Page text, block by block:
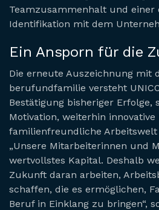
Teamzusammenhalt und einer
Identifikation mit dem
Ein Ansporn für die
Die erneute Auszeichnung mit
berufundfamilie versteht
Bestätigung bisheriger Erfolge,
Motivation, weiterhin
familienfreundliche
„Unsere Mitarbeiterinnen und
wertvollstes Kapital. Deshalb
Zukunft daran arbeiten,
schaffen, die es ermöglichen,
Beruf in Einklang zu bringen“,